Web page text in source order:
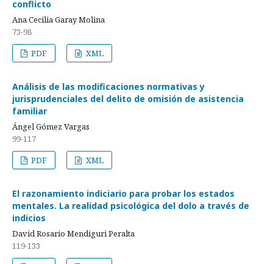
conflicto
Ana Cecilia Garay Molina
73-98
PDF
XML
Análisis de las modificaciones normativas y
jurisprudenciales del delito de omisión de asistencia
familiar
Ángel Gómez Vargas
99-117
PDF
XML
El razonamiento indiciario para probar los estados
mentales. La realidad psicológica del dolo a través de
indicios
David Rosario Mendiguri Peralta
119-133